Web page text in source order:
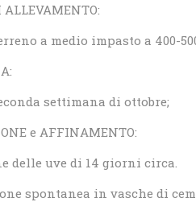
a medio impasto a 400-
settimana di ottobre;
e AFFINAMENTO:
delle uve di 14 giorni circa.
spontanea in vasche di